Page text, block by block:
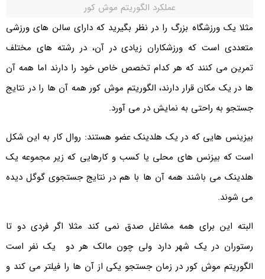
عملکرد الگوریتم موش کور
مثلا یک ورزشگاه بزرگ را در نظر بگیرید که دارای سالن های ورزشی
متعددی است که ورزشکاران زیادی در آن، در رشته های مختلف
تمرین می کنند که هر کدام تخصص خاص خود را دارند اما همه آن
ها در یک مکان قرار دارند، الگوریتم موش کور همه آن ها را در نتایج
جستجو به راحتی به نمایش در می آورد.
بیزینس هایی که در یک هلدینک عضو هستند: روال کار به این شکل
است که بیزنس های محلی یا کسب و کارهایی که زیر مجموعه یک
هلدینک می باشند همه آن ها با هم در نتایج جستجوی گوگل دیده
می شوند.
البته این برای همه مشاغل صدق نمی کند مثلا اگر فردی دو تا
رستوران در یک شهر دارد ولی چون مالک هر دو یک نفر است
الگوریتم موش کور در زمان جستجو یکی از آن ها را فیلتر می کند و